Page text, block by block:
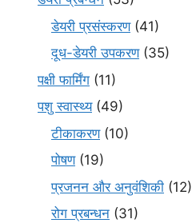
डेयरी प्रसंस्करण(41)
दूध-डेयरी उपकरण(35)
पक्षी फार्मिंग (11)
पशु स्वास्थ्य(49)
टीकाकरण(10)
पोषण(19)
प्रजनन और अनुवंशिकी (12)
रोग प्रबन्धन (31)